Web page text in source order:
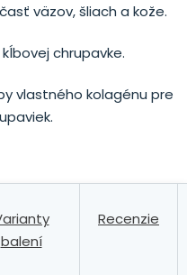
väzov, šliach a kože.
chrupavke.
vlastného kolagénu pre
balení
Recenzie